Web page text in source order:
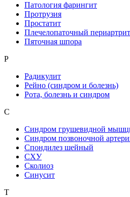
Патология фарингит
Протрузия
Простатит
Плечелопаточный периартрит
Пяточная шпора
Р
Радикулит
Рейно (синдром и болезнь)
Рота, болезнь и синдром
С
Синдром грушевидной
Синдром позвоночной
Спондилез шейный
СХУ
Сколиоз
Синусит
Т